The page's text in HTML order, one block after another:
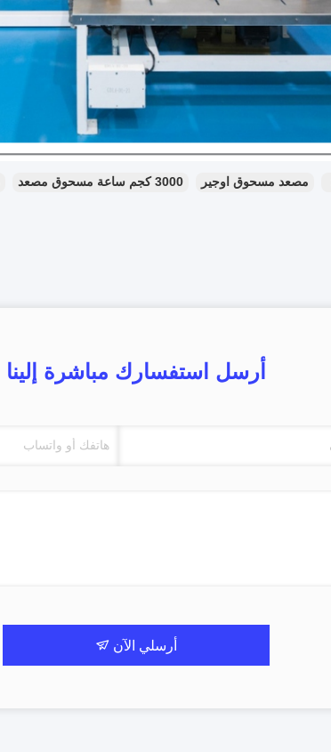
مصعد مسحوق اوجير 3000 كجم ساعة مسحوق مصعد
أرسل استفسارك مباشرة إلينا
أرسلي الآن